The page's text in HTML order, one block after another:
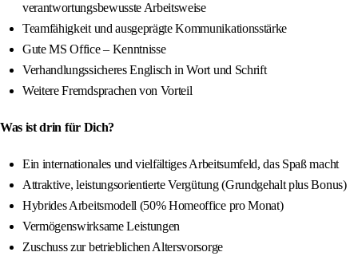
verantwortungsbewusste Arbeitsweise
Teamfähigkeit und ausgeprägte Kommunikationsstärke
Gute MS Office – Kenntnisse
Verhandlungssicheres Englisch in Wort und Schrift
Weitere Fremdsprachen von Vorteil
Was ist drin für Dich?
Ein internationales und vielfältiges Arbeitsumfeld, das Spaß macht
Attraktive, leistungsorientierte Vergütung (Grundgehalt plus Bonus)
Hybrides Arbeitsmodell (50% Homeoffice pro Monat)
Vermögenswirksame Leistungen
Zuschuss zur betrieblichen Altersvorsorge